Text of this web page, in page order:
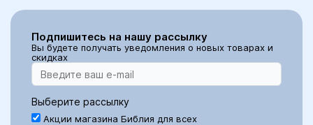
Подпишитесь на нашу рассылку
Вы будете получать уведомления о новых товарах и
скидках
Выберите рассылку
Акции магазина Библия для всех